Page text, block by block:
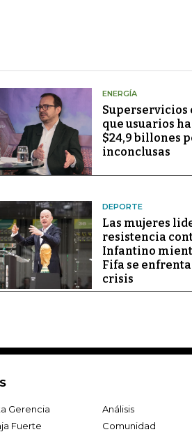
ENERGÍA
Superservicios
que usuarios
$24,9 billones
inconclusas
DEPORTE
Las mujeres
resistencia
Infantino
Fifa se enfrenta
crisis
Gerencia
Análisis
Fuerte
Comunidad